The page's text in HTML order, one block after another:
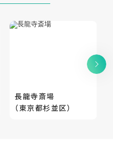
長龍寺斎場
（東京都杉並区）